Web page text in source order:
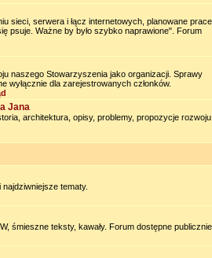
sieci, serwera i łącz internetowych, planowane prace.
psuje. Ważne by było szybko naprawione". Forum
naszego Stowarzyszenia jako organizacji. Sprawy
wyłącznie dla zarejestrowanych członków.
Jana
architektura, opisy, problemy, propozycje rozwoju.
tematy.
śmieszne teksty, kawały. Forum dostępne publicznie.